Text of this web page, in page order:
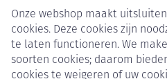
Onze webshop maakt
cookies. Deze cookies zijn
te laten functioneren. We
soorten cookies; daarom
cookies te weigeren of uw